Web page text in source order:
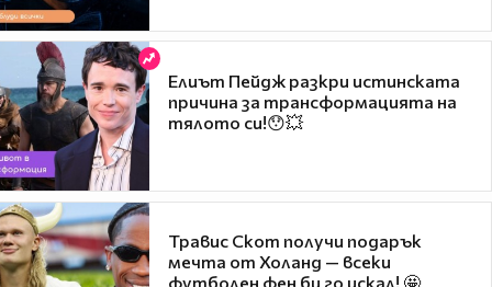
Елиът Пейдж разкри истинската
причина за трансформацията на
тялото си!😯💥
Травис Скот получи подарък
мечта от Холанд — всеки
футболен фен би го искал! 🤩